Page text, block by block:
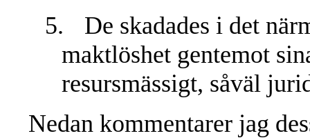
5.
De skadades i det
maktlöshet gentemot
resursmässigt, såväl
Nedan kommentarer jag